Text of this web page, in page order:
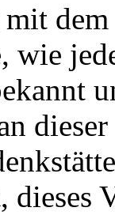
mit
wie